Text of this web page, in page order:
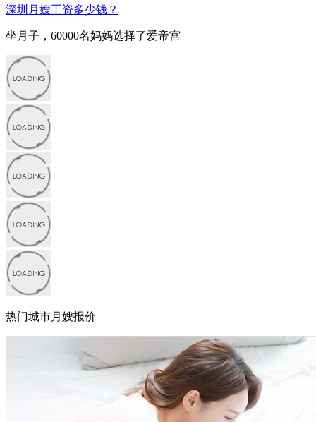
深圳月嫂工资多少钱？
坐月子，60000名妈妈选择了爱帝宫
热门城市月嫂报价